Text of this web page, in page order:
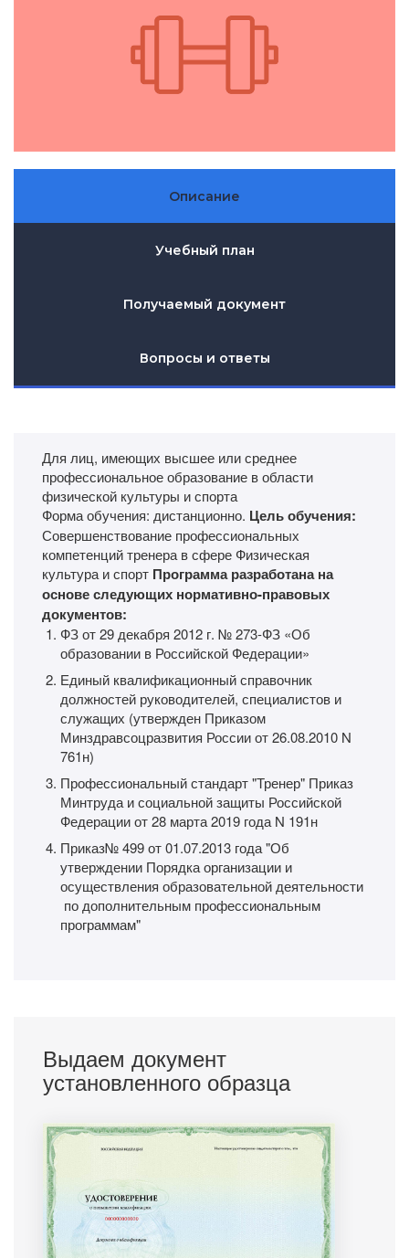
Описание
Учебный план
Получаемый документ
Вопросы и ответы
Для лиц, имеющих высшее или среднее
профессиональное образование в области
физической культуры и спорта
Форма обучения: дистанционно. Цель обучения:
Совершенствование профессиональных
компетенций тренера в сфере Физическая
культура и спорт Программа разработана на
основе следующих нормативно-правовых
документов:
ФЗ от 29 декабря 2012 г. № 273-ФЗ «Об
образовании в Российской Федерации»
Единый квалификационный справочник
должностей руководителей, специалистов и
служащих (утвержден Приказом
Минздравсоцразвития России от 26.08.2010 N
761н)
Профессиональный стандарт "Тренер" Приказ
Минтруда и социальной защиты Российской
Федерации от 28 марта 2019 года N 191н
Приказ№ 499 от 01.07.2013 года "Об
утверждении Порядка организации и
осуществления образовательной деятельности
по дополнительным профессиональным
программам"
Выдаем документ
установленного образца